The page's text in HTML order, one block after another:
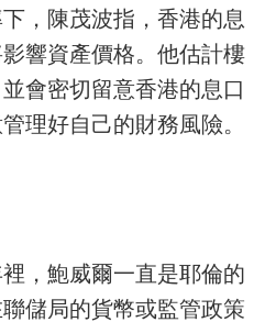
，陳茂波指，香港的息
響資產價格。他估計樓
會密切留意香港的息口
理好自己的財務風險。
，鮑威爾一直是耶倫的
儲局的貨幣或監管政策